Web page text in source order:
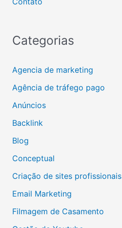
Categorias
Agencia de marketing
Agência de tráfego pago
Anúncios
Backlink
Blog
Conceptual
Criação de sites profissionais
Email Marketing
Filmagem de Casamento